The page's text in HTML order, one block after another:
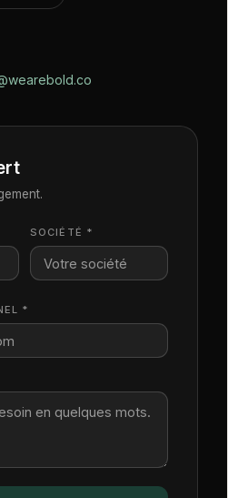
SOCIÉTÉ *
*